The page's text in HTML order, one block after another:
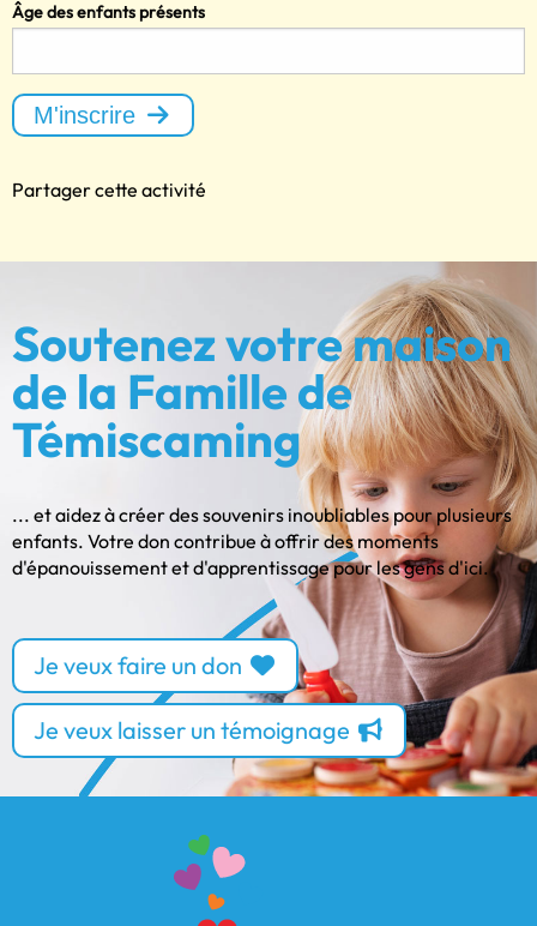
Âge des enfants présents
M'inscrire
Partager cette activité
Soutenez votre maison
de la Famille de
Témiscaming
... et aidez à créer des souvenirs inoubliables pour plusieurs
enfants. Votre don contribue à offrir des moments
d'épanouissement et d'apprentissage pour les gens d'ici.
Je veux faire un don
Je veux laisser un témoignage